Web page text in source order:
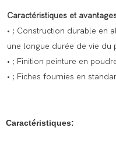
Caractéristiques et
• ; Construction durable en
une longue durée de vie du
• ; Finition peinture en
• ; Fiches fournies en
Caractéristiques: